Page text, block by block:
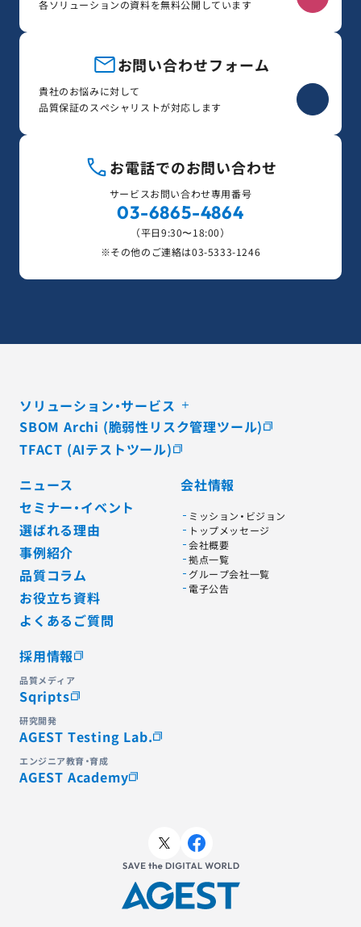
各ソリューションの資料を無料公開しています
お問い合わせフォーム
貴社のお悩みに対して
品質保証のスペシャリストが対応します
お電話でのお問い合わせ
サービスお問い合わせ専用番号
03-6865-4864
（平日9:30〜18:00）
※その他のご連絡は03-5333-1246
ソリューション・サービス
SBOM Archi (脆弱性リスク管理ツール)
TFACT (AIテストツール)
ニュース
セミナー・イベント
選ばれる理由
事例紹介
品質コラム
お役立ち資料
よくあるご質問
会社情報
ミッション・ビジョン
トップメッセージ
会社概要
拠点一覧
グループ会社一覧
電子公告
採用情報
品質メディア
Sqripts
研究開発
AGEST Testing Lab.
エンジニア教育・育成
AGEST Academy